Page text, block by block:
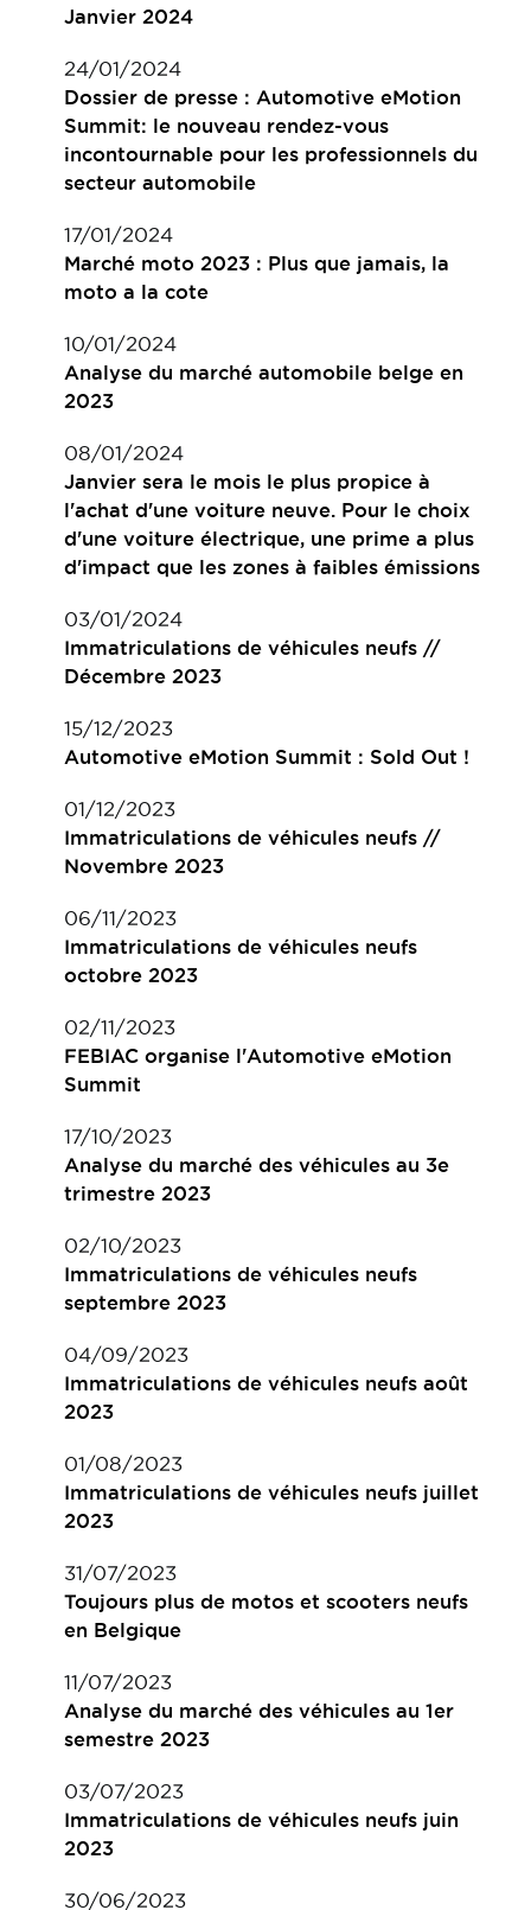
Janvier 2024
24/01/2024
Dossier de presse : Automotive eMotion
Summit: le nouveau rendez-vous
incontournable pour les professionnels du
secteur automobile
17/01/2024
Marché moto 2023 : Plus que jamais, la
moto a la cote
10/01/2024
Analyse du marché automobile belge en
2023
08/01/2024
Janvier sera le mois le plus propice à
l'achat d'une voiture neuve. Pour le choix
d'une voiture électrique, une prime a plus
d'impact que les zones à faibles émissions
03/01/2024
Immatriculations de véhicules neufs //
Décembre 2023
15/12/2023
Automotive eMotion Summit : Sold Out !
01/12/2023
Immatriculations de véhicules neufs //
Novembre 2023
06/11/2023
Immatriculations de véhicules neufs
octobre 2023
02/11/2023
FEBIAC organise l'Automotive eMotion
Summit
17/10/2023
Analyse du marché des véhicules au 3e
trimestre 2023
02/10/2023
Immatriculations de véhicules neufs
septembre 2023
04/09/2023
Immatriculations de véhicules neufs août
2023
01/08/2023
Immatriculations de véhicules neufs juillet
2023
31/07/2023
Toujours plus de motos et scooters neufs
en Belgique
11/07/2023
Analyse du marché des véhicules au 1er
semestre 2023
03/07/2023
Immatriculations de véhicules neufs juin
2023
30/06/2023